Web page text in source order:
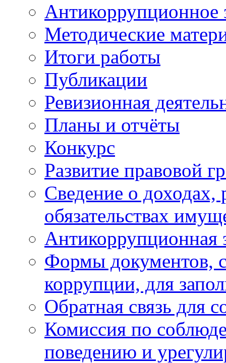
Антикоррупционное
Методические
Итоги работы
Публикации
Ревизионная
Планы и отчёты
Конкурс
Развитие правовой
Сведение о доходах,
обязательствах
Антикоррупционная
Формы документов,
коррупции, для
Обратная связь для
Комиссия по
поведению и